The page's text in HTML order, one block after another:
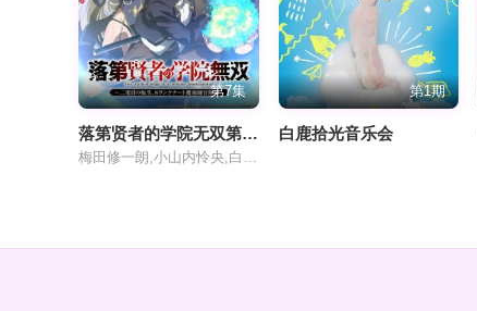
第7集
落第贤者的学院无双第二回转生
梅田修一朗,小山内怜央,白石晴香,加藤英美里,平川大辅,东地宏树,福原绫香
第1期
白鹿拾光音乐会